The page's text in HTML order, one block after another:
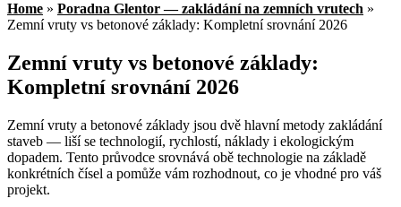
Home » Poradna Glentor — zakládání na zemních vrutech »
Zemní vruty vs betonové základy: Kompletní srovnání 2026
Zemní vruty vs betonové základy:
Kompletní srovnání 2026
Zemní vruty a betonové základy jsou dvě hlavní metody zakládání
staveb — liší se technologií, rychlostí, náklady i ekologickým
dopadem. Tento průvodce srovnává obě technologie na základě
konkrétních čísel a pomůže vám rozhodnout, co je vhodné pro váš
projekt.